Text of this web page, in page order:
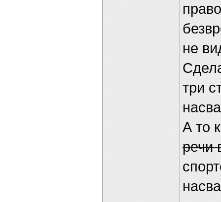
не
три
А то
речи